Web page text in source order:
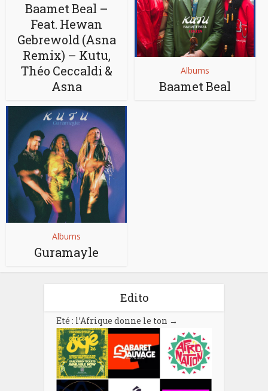
Baamet Beal –
Feat. Hewan
Gebrewold (Asna
Remix) – Kutu,
Théo Ceccaldi &
Asna
Albums
Baamet Beal
Albums
Guramayle
Edito
Eté : l’Afrique donne le ton →